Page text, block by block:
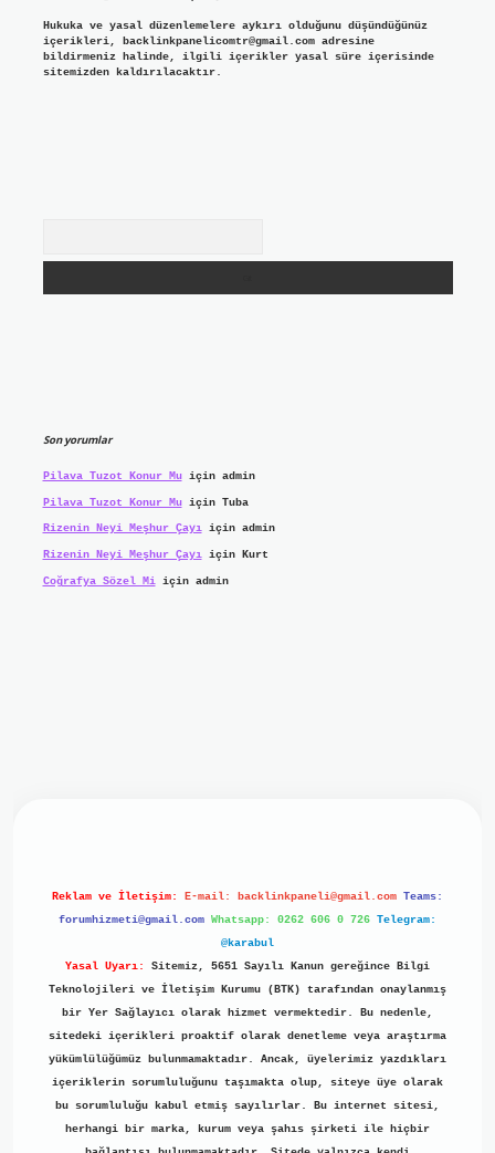
Hukuka ve yasal düzenlemelere aykırı olduğunu düşündüğünüz
içerikleri, backlinkpanelicomtr@gmail.comadresine
bildirmeniz halinde, ilgili içerikler yasal süre içerisinde
sitemizden kaldırılacaktır.
Son yorumlar
Pilava Tuzot Konur Muiçin admin
Pilava Tuzot Konur Muiçin Tuba
Rizenin Neyi Meşhur Çayıiçin admin
Rizenin Neyi Meşhur Çayıiçin Kurt
Coğrafya Sözel Miiçin admin
Reklam ve İletişim: E-mail: backlinkpaneli@gmail.com Teams:
forumhizmeti@gmail.com Whatsapp: 0262 606 0 726 Telegram:
@karabul
Yasal Uyarı:
Sitemiz, 5651 Sayılı Kanun gereğince Bilgi
Teknolojileri ve İletişim Kurumu (BTK) tarafından onaylanmış
bir Yer Sağlayıcı olarak hizmet vermektedir. Bu nedenle,
sitedeki içerikleri proaktif olarak denetleme veya araştırma
yükümlülüğümüz bulunmamaktadır. Ancak, üyelerimiz yazdıkları
içeriklerin sorumluluğunu taşımakta olup, siteye üye olarak
bu sorumluluğu kabul etmiş sayılırlar. Bu internet sitesi,
herhangi bir marka, kurum veya şahıs şirketi ile hiçbir